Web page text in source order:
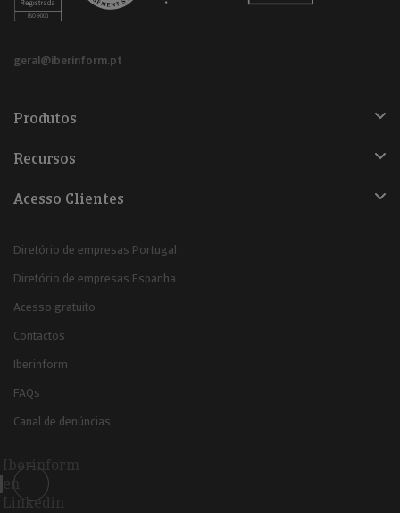
geral@iberinform.pt
Produtos
Recursos
Acesso Clientes
Diretório de empresas Portugal
Diretório de empresas Espanha
Acesso gratuito
Contactos
Iberinform
FAQs
Canal de denúncias
Iberinform
en
Linkedin